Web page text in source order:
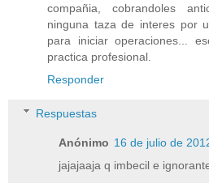
compañia, cobrandoles
ninguna taza de interes por
para iniciar operaciones...
practica profesional.
Responder
Respuestas
Anónimo 16 de julio de
jajajaaja q imbecil e